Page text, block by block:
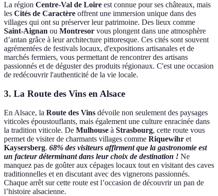
La région Centre-Val de Loire est connue pour ses châteaux, mais
les Cités de Caractère offrent une immersion unique dans des
villages qui ont su préserver leur patrimoine. Des lieux comme
Saint-Aignan ou Montresor vous plongent dans une atmosphère
d’antan grâce à leur architecture pittoresque. Ces cités sont souvent
agrémentées de festivals locaux, d'expositions artisanales et de
marchés fermiers, vous permettant de rencontrer des artisans
passionnés et de déguster des produits régionaux. C'est une occasion
de redécouvrir l'authenticité de la vie locale.
3. La Route des Vins en Alsace
En Alsace, la Route des Vins dévoile non seulement des paysages
viticoles époustouflants, mais également une culture enracinée dans
la tradition viticole. De Mulhouse à Strasbourg, cette route vous
permet de visiter de charmants villages comme Riquewihr et
Kaysersberg. 68% des visiteurs affirment que la gastronomie est
un facteur déterminant dans leur choix de destination ! Ne
manquez pas de goûter aux cépages locaux tout en visitant des caves
traditionnelles et en discutant avec des vignerons passionnés.
Chaque arrêt sur cette route est l’occasion de découvrir un pan de
l’histoire alsacienne.